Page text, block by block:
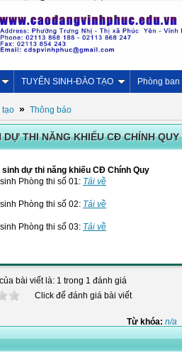
TUYỂN SINH-ĐÀO TẠO Phòng ban
tạo » Thông báo
DỰ THI NĂNG KHIẾU CĐ CHÍNH QUY
sinh dự thi năng khiếu CĐ Chính Quy
Phòng thi số 01: Tải về
Phòng thi số 02: Tải về
Phòng thi số 03: Tải về
bài viết là: 1 trong 1 đánh giá
Click để đánh giá bài viết
Từ khóa: n/a